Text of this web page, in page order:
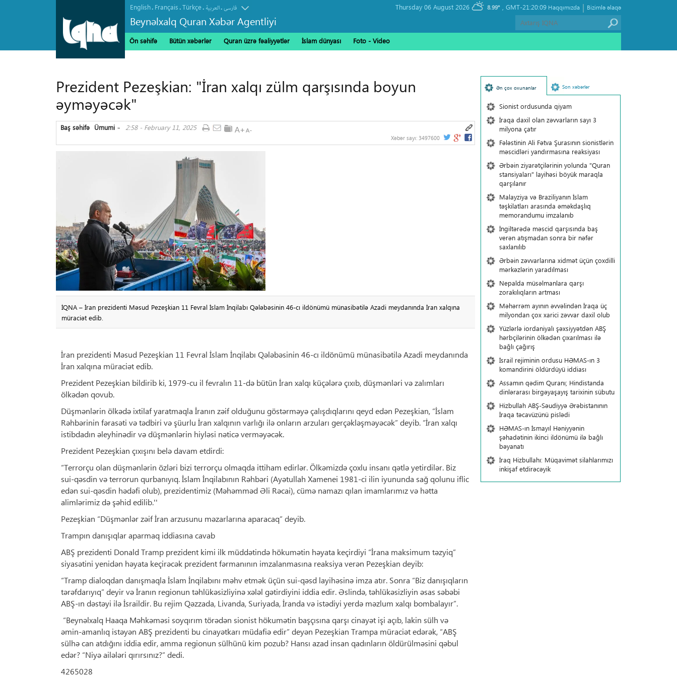
English. Français.Türkçe. العربیة.فارسی
Beynəlxalq Quran Xəbər Agentliyi
GMT-21:20:09
8.99° Bizimlə əlaqə
|
Haqqımızda
Ön səhifə Bütün xəbərlər Quran üzrə fəaliyyətlər İslam dünyası Foto - Video
Prezident Pezeşkian: "İran xalqı zülm qarşısında boyun
əyməyəcək"
Baş səhifə »
Ümumi 2:58 - February 11, 2025
Xəbər sayı: 3497600
İQNA – İran prezidenti Məsud Pezeşkian 11 Fevral İslam İnqilabı Qələbəsinin 46-cı ildönümü münasibətilə Azadi meydanında İran xalqına
müraciət edib.
İran prezidenti Məsud Pezeşkian 11 Fevral İslam İnqilabı Qələbəsinin 46-cı ildönümü münasibətilə Azadi meydanında
İran xalqına müraciət edib.
Prezident Pezeşkian bildirib ki, 1979-cu il fevralın 11-də bütün İran xalqı küçələrə çıxıb, düşmənləri və zalımları
ölkədən qovub.
Düşmənlərin ölkədə ixtilaf yaratmaqla İranın zəif olduğunu göstərməyə çalışdıqlarını qeyd edən Pezeşkian, “İslam
Rəhbərinin fərasəti və tədbiri və şüurlu İran xalqının varlığı ilə onların arzuları gerçəkləşməyəcək” deyib. “İran xalqı
istibdadın əleyhinədir və düşmənlərin hiyləsi nəticə verməyəcək.
Prezident Pezeşkian çıxışını belə davam etdirdi:
“Terrorçu olan düşmənlərin özləri bizi terrorçu olmaqda ittiham edirlər. Ölkəmizdə çoxlu insanı qətlə yetirdilər. Biz
sui-qəsdin və terrorun qurbanıyıq. İslam İnqilabının Rəhbəri (Ayətullah Xamenei 1981-ci ilin iyununda sağ qolunu iflic
edən sui-qəsdin hədəfi olub), prezidentimiz (Məhəmməd Əli Rəcai), cümə namazı qılan imamlarımız və hətta
alimlərimiz də şəhid edilib.''
Pezeşkian “Düşmənlər zəif İran arzusunu məzarlarına aparacaq” deyib.
Trampın danışıqlar aparmaq iddiasına cavab
ABŞ prezidenti Donald Tramp prezident kimi ilk müddətində hökumətin həyata keçirdiyi “İrana maksimum təzyiq”
siyasətini yenidən həyata keçirəcək prezident fərmanının imzalanmasına reaksiya verən Pezeşkian deyib:
“Tramp dialoqdan danışmaqla İslam İnqilabını məhv etmək üçün sui-qəsd layihəsinə imza atır. Sonra “Biz danışıqların
tərəfdarıyıq” deyir və İranın regionun təhlükəsizliyinə xələl gətirdiyini iddia edir. Əslində, təhlükəsizliyin əsas səbəbi
ABŞ-ın dəstəyi ilə İsraildir. Bu rejim Qəzzada, Livanda, Suriyada, İranda və istədiyi yerdə məzlum xalqı bombalayır”.
“Beynəlxalq Haaqa Məhkəməsi soyqırım törədən sionist hökumətin başçısına qarşı cinayət işi açıb, lakin sülh və
əmin-amanlıq istəyən ABŞ prezidenti bu cinayətkarı müdafiə edir” deyən Pezeşkian Trampa müraciət edərək, “ABŞ
sülhə can atdığını iddia edir, amma regionun sülhünü kim pozub? Hansı azad insan qadınların öldürülməsini qəbul
edər? “Niyə ailələri qırırsınız?” dedi.
4265028
Ən çox oxunanlar Son xəbərlər
Sionist ordusunda qiyam
İraqa daxil olan zəvvarların sayı 3
milyona çatır
Fələstinin Ali Fətva Şurasının sionistlərin
məscidləri yandırmasına reaksiyası
Ərbəin ziyarətçilərinin yolunda "Quran
stansiyaları" layihəsi böyük maraqla
qarşılanır
Malayziya və Braziliyanın İslam
təşkilatları arasında əməkdaşlıq
memorandumu imzalanıb
İngiltərədə məscid qarşısında baş
verən atışmadan sonra bir nəfər
saxlanılıb
Ərbəin zəvvarlarına xidmət üçün çoxdilli
mərkəzlərin yaradılması
Nepalda müsəlmanlara qarşı
zorakılıqların artması
Məhərrəm ayının əvvəlindən İraqa üç
milyondan çox xarici zəvvar daxil olub
Yüzlərlə iordaniyalı şəxsiyyətdən ABŞ
hərbçilərinin ölkədən çıxarılması ilə
bağlı çağırış
İsrail rejiminin ordusu HƏMAS-ın 3
komandirini öldürdüyü iddiası
Assamın qədim Quranı; Hindistanda
dinlərarası birgəyaşayış tarixinin sübutu
Hizbullah ABŞ-Səudiyyə Ərəbistanının
İraqa təcavüzünü pislədi
HƏMAS-ın İsmayıl Həniyyənin
şəhadətinin ikinci ildönümü ilə bağlı
bəyanatı
İraq Hizbullahı: Müqavimət silahlarımızı
inkişaf etdirəcəyik